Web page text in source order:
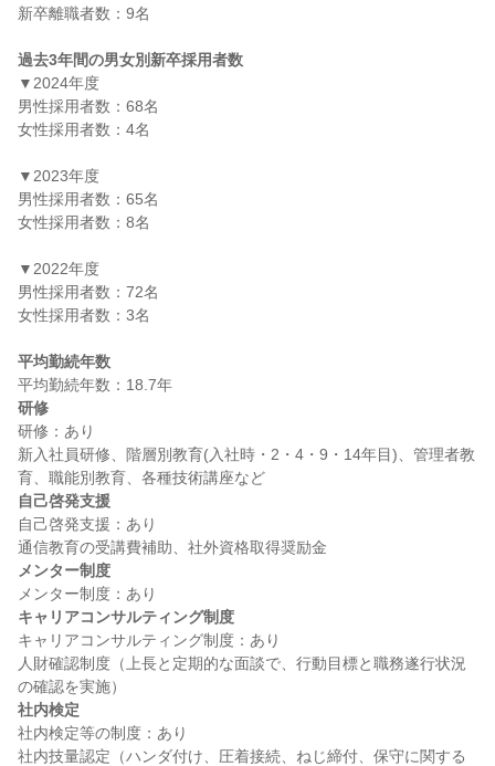
新卒離職者数：9名
過去3年間の男女別新卒採用者数
▼2024年度
男性採用者数：68名
女性採用者数：4名
▼2023年度
男性採用者数：65名
女性採用者数：8名
▼2022年度
男性採用者数：72名
女性採用者数：3名
平均勤続年数
研修
研修：あり
新入社員研修、階層別教育(入社時・2・4・9・14年目)、管理者教
自己啓発支援
自己啓発支援：あり
メンター制度
キャリアコンサルティング制度
キャリアコンサルティング制度：あり
人財確認制度（上長と定期的な面談で、行動目標と職務遂行状況
社内検定
社内検定等の制度：あり
社内技量認定（ハンダ付け、圧着接続、ねじ締付、保守に関する